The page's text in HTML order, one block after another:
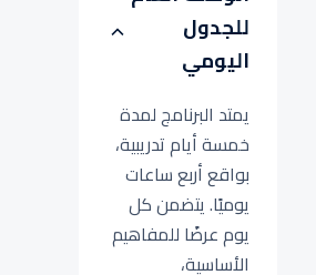
للجدول
اليومي
يمتد البرنامج لمدة
خمسة أيام تدريبية،
بواقع أربع ساعات
يوميًا. يتضمن كل
يوم عرضًا للمفاهيم
الأساسية،